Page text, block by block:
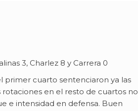
3, Charlez 8 y Carrera 0
primer cuarto sentenciaron ya las
en el resto de cuartos no
e intensidad en defensa. Buen